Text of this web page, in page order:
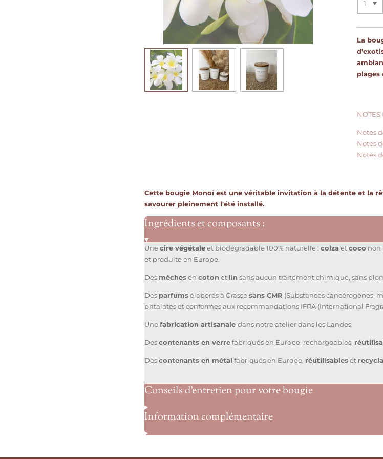
La
plages
NOTES
Notes
Notes
Notes
Cette bougie Monoï est une véritable invitation à la détente et la
savourer pleinement l'été installé.
Ingrédients et composants :
Unecire végétaleet biodégradable 100% naturelle : colza etcoco non
et produite en Europe.
Des mèchesen coton et lin sans aucun traitement chimique, sans
Des parfumsélaborés à Grassesans CMR (Substances cancérogènes,
phtalates et conformes aux recommandations IFRA (International
Unefabrication artisanale dans notre atelier dans les Landes.
Descontenants en verrefabriqués en Europe, rechargeables,
Descontenants en métal fabriqués en Europe, réutilisableset
Conseils d’entretien pour votre bougie
Information complémentaire